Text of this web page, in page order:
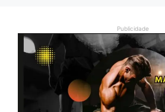
Publicidade